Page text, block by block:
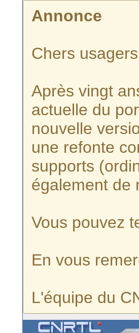
Annonce
Chers
Après vingt
actuelle du
nouvelle
une refonte
supports
également de
Vous pouvez
En vous
L'équipe du